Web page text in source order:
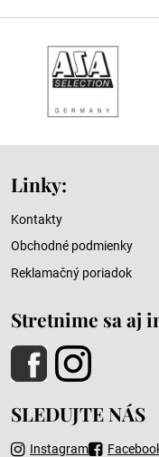
Linky:
Kontakty
Obchodné podmienky
Reklamačný poriadok
Stretnime sa aj
SLEDUJTE NÁS
Instagram